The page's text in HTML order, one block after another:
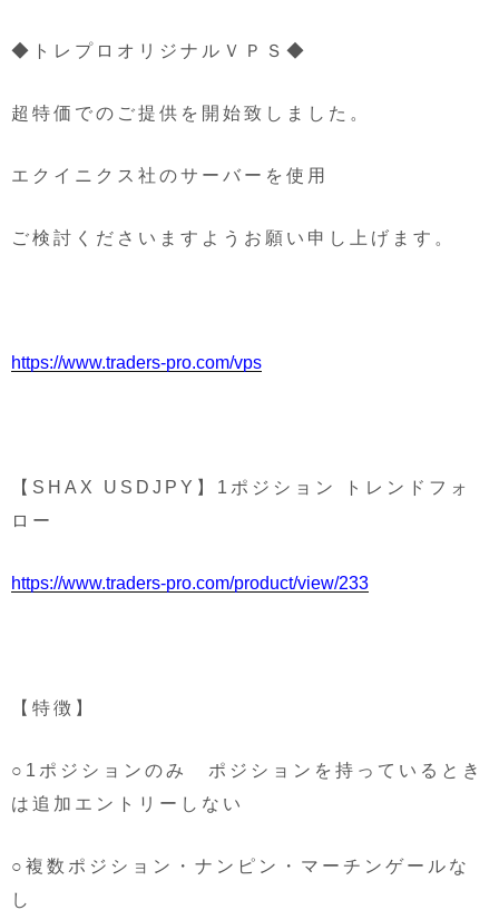
◆トレプロオリジナルＶＰＳ◆
超特価でのご提供を開始致しました。
エクイニクス社のサーバーを使用
ご検討くださいますようお願い申し上げます。
https://www.traders-pro.com/vps
【SHAX USDJPY】1ポジション トレンドフォ
ロー
https://www.traders-pro.com/product/view/233
【特徴】
○1ポジションのみ ポジションを持っているとき
は追加エントリーしない
○複数ポジション・ナンピン・マーチンゲールな
し